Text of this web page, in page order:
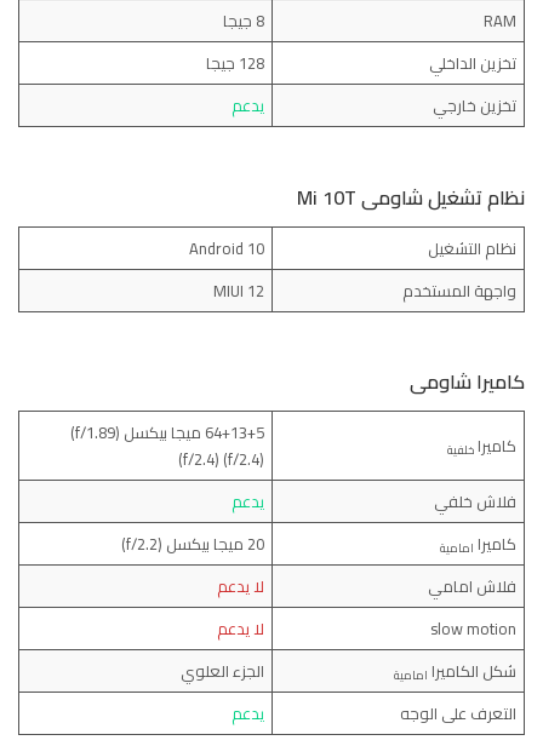
RAM
8 جيجا
تخزين الداخلي
128 جيجا
تخزين خارجي
يدعم
نظام تشغيل شاومى Mi 10T
نظام التشغيل
Android 10
واجهة المستخدم
MIUI 12
كاميرا شاومى
كاميراخلفية
64+13+5 ميجا بيكسل (f/1.89)
(f/2.4) (f/2.4)
فلاش خلفي
يدعم
كاميرا امامية
20 ميجا بيكسل (f/2.2)
فلاش امامي
لا يدعم
slow motion
لا يدعم
شكل الكاميرا امامية
الجزء العلوي
التعرف على الوجه
يدعم